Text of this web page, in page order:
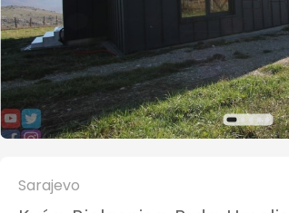
Sarajevo